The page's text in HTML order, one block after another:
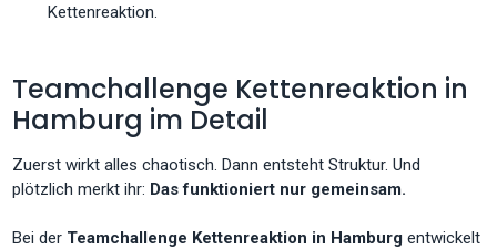
Kettenreaktion.
Teamchallenge Kettenreaktion in
Hamburg im Detail
Zuerst wirkt alles chaotisch. Dann entsteht Struktur. Und
plötzlich merkt ihr: Das funktioniert nur gemeinsam.
Bei der Teamchallenge Kettenreaktion in Hamburgentwickelt